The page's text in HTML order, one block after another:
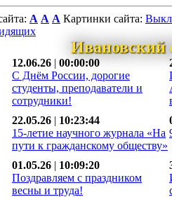
A A A Картинки сайта: Выкл
12.06.26 | 00:00:00
С Днём России, дорогие
студенты, преподаватели и
сотрудники!
22.05.26 | 10:23:44
15-летие научного журнала «На
пути к гражданскому обществу»
01.05.26 | 10:09:20
Поздравляем с праздником
весны и труда!